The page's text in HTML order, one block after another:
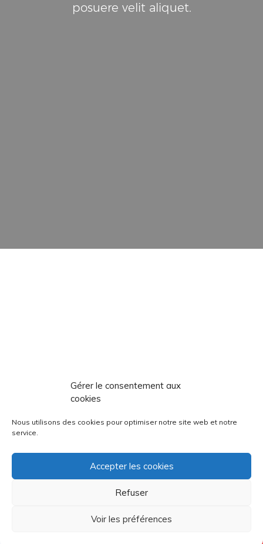
Gérer le consentement aux
cookies
Nous utilisons des cookies pour optimiser notre site web et notre
service.
Accepter les cookies
Refuser
Voir les préférences
posuere velit aliquet.